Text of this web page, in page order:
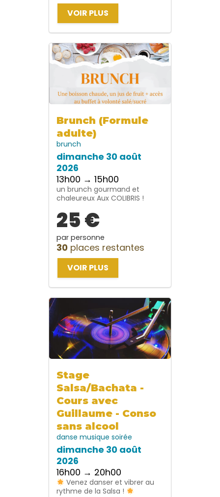
VOIR PLUS
Brunch (Formule
adulte)
brunch
dimanche 30 août
2026
13h00 → 15h00
un brunch gourmand et
chaleureux Aux COLIBRIS !
25 €
par personne
30 places restantes
VOIR PLUS
Stage
Salsa/Bachata -
Cours avec
Guillaume - Conso
sans alcool
danse musique soirée
dimanche 30 août
2026
16h00 → 20h00
Venez danser et vibrer au
rythme de la Salsa !